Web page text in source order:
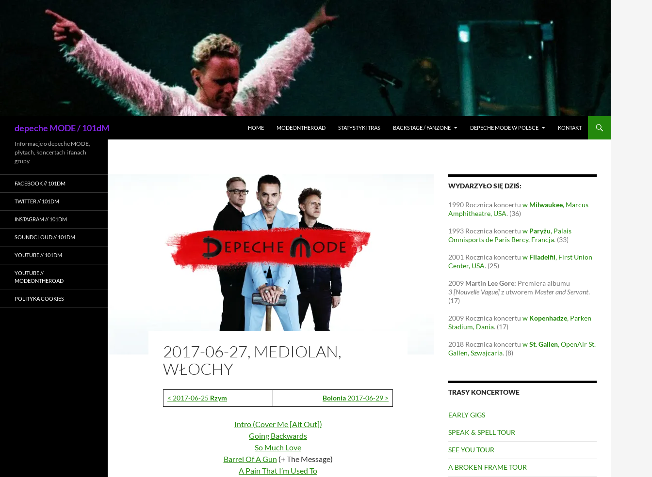
depeche MODE / 101dM HOME MODEONTHEROAD STATYSTYKI TRAS BACKSTAGE / FANZONE DEPECHE MODE W POLSCE KONTAKT
2017-06-27, MEDIOLAN,
WŁOCHY
< 2017-06-25 Rzym Bolonia 2017-06-29 >
Intro (Cover Me [Alt Out])
Going Backwards
So Much Love
Barrel Of A Gun (+ The Message)
A Pain That I’m Used To
WYDARZYŁO SIĘ DZIŚ:
1990 Rocznica koncertu w Milwaukee, Marcus
Amphitheatre, USA. (36)
1993 Rocznica koncertu w Paryżu, Palais
Omnisports de Paris Bercy, Francja. (33)
2001 Rocznica koncertu w Filadelfii, First Union
Center, USA. (25)
2009 Martin Lee Gore: Premiera albumu
3 [Nouvelle Vague]z utworem Master and Servant.
(17)
2009 Rocznica koncertu w Kopenhadze, Parken
Stadium, Dania. (17)
2018 Rocznica koncertu wSt. Gallen, OpenAir St.
Gallen, Szwajcaria. (8)
TRASY KONCERTOWE
EARLY GIGS
SPEAK & SPELL TOUR
SEE YOU TOUR
A BROKEN FRAME TOUR
Informacje o depeche MODE,
płytach, koncertach i fanach
grupy.
FACEBOOK // 101DM
TWITTER // 101DM
INSTAGRAM // 101DM
SOUNDCLOUD // 101DM
YOUTUBE // 101DM
YOUTUBE //
MODEONTHEROAD
POLITYKA COOKIES